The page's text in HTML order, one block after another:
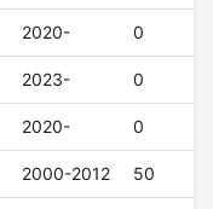
2020- 0
2023- 0
2020- 0
2000-2012 50